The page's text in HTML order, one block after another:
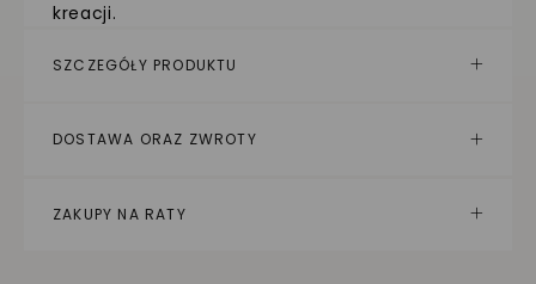
kreacji.
SZCZEGÓŁY PRODUKTU
DOSTAWA ORAZ ZWROTY
ZAKUPY NA RATY